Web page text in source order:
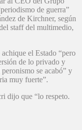
de guerra”
de Kirchner, según
staff del multimedio,
el Estado “pero
de lo privado y
se acabó” y
muy fuerte”.
dijo que “lo respeto.